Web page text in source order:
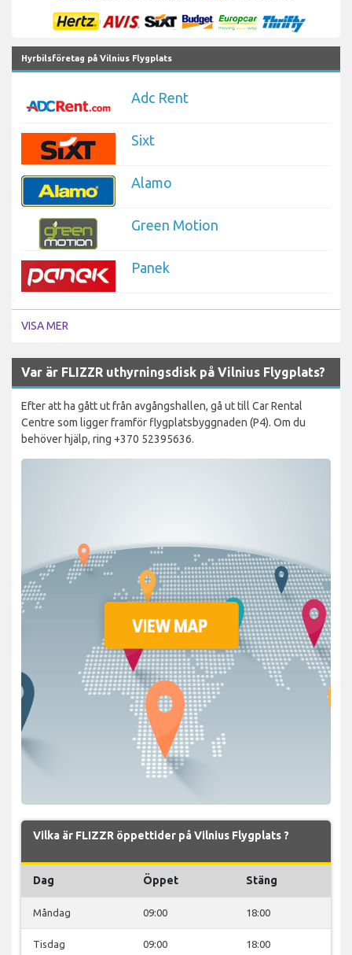
Hyrbilsföretag på Vilnius Flygplats
Adc Rent
Sixt
Alamo
Green Motion
Panek
VISA MER
Var är FLIZZR uthyrningsdisk på Vilnius Flygplats?
Efter att ha gått ut från avgångshallen, gå ut till Car Rental
Centre som ligger framför flygplatsbyggnaden (P4). Om du
behöver hjälp, ring +370 52395636.
Vilka är FLIZZR öppettider på Vilnius Flygplats ?
Dag Öppet Stäng
Måndag 09:00 18:00
Tisdag 09:00 18:00